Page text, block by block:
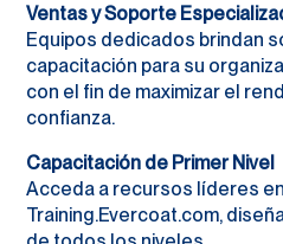
Ventas y Soporte
Equipos dedicados brindan
capacitación para su
con el fin de maximizar el
confianza.
Capacitación de Primer Nivel
Acceda a recursos líderes
Training.Evercoat.com,